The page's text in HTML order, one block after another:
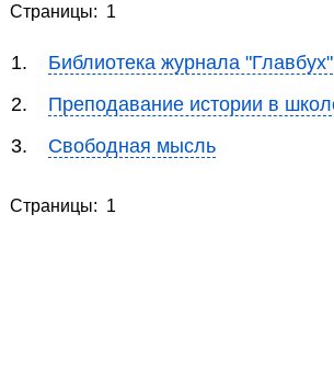
Страницы: 1
1.
Библиотека журнала "Главбух"
2.
Преподавание истории в
3.
Свободная мысль
Страницы: 1